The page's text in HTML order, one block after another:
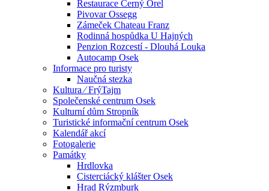
Restaurace Černý Orel
Pivovar Ossegg
Zámeček Chateau Franz
Rodinná hospůdka U Hajných
Penzion Rozcestí - Dlouhá Louka
Autocamp Osek
Informace pro turisty
Naučná stezka
Kultura ⁄ FrýTajm
Společenské centrum Osek
Kulturní dům Stropník
Turistické informační centrum Osek
Kalendář akcí
Fotogalerie
Památky
Hrdlovka
Cisterciácký klášter Osek
Hrad Rýzmburk